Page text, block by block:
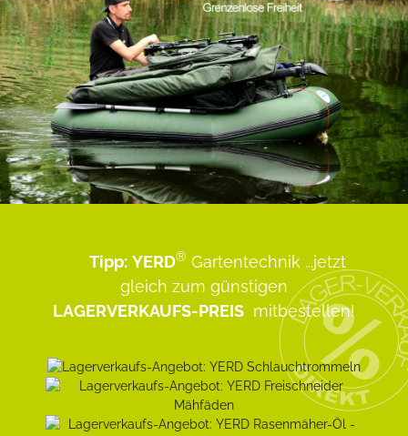
Tipp: YERD® Gartentechnik ...jetzt
gleich zum günstigen
LAGERVERKAUFS-PREIS mitbestellen!